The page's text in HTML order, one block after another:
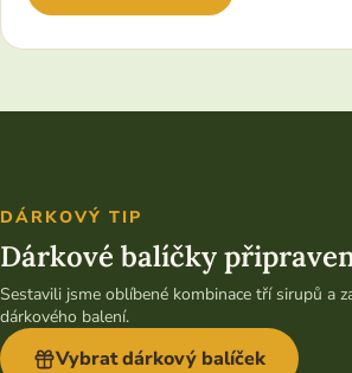
DÁRKOVÝ TIP
Dárkové balíčky
Sestavili jsme oblíbené kombinace tří sirupů a
dárkového balení.
Vybrat dárkový balíček